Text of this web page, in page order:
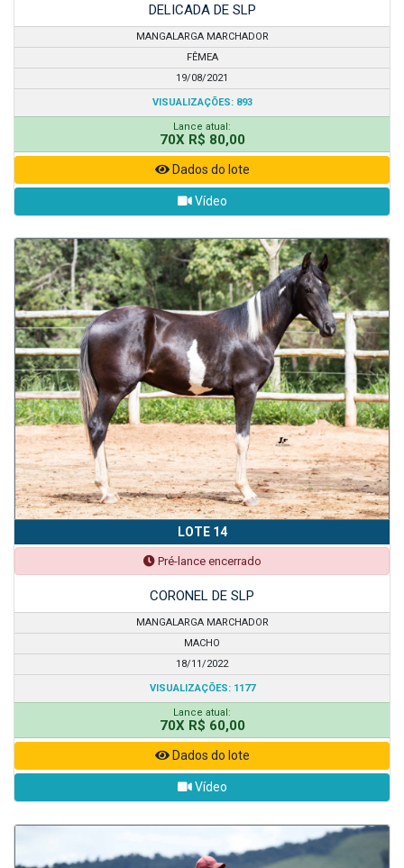
DELICADA DE SLP
MANGALARGA MARCHADOR
FÊMEA
19/08/2021
VISUALIZAÇÕES: 893
Lance atual:
70X R$ 80,00
Dados do lote
Vídeo
LOTE 14
Pré-lance encerrado
CORONEL DE SLP
MANGALARGA MARCHADOR
MACHO
18/11/2022
VISUALIZAÇÕES: 1177
Lance atual:
70X R$ 60,00
Dados do lote
Vídeo